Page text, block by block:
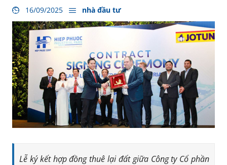
16/09/2025 nhà đầu tư
Lễ ký kết hợp đồng thuê lại đất giữa Công ty Cổ phần